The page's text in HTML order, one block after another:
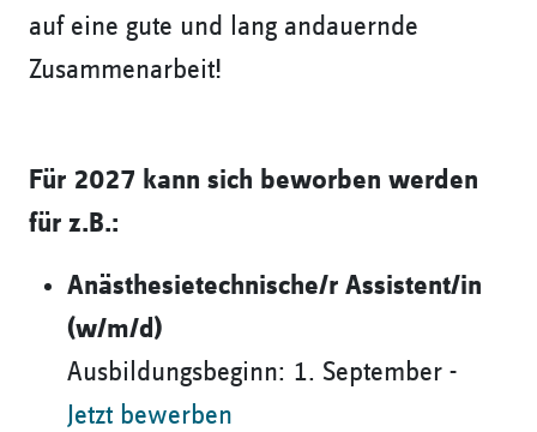
auf eine gute und lang andauernde
Zusammenarbeit!
Für 2027 kann sich beworben werden
für z.B.:
Anästhesietechnische/r Assistent/in
(w/m/d)
Ausbildungsbeginn: 1. September -
Jetzt bewerben